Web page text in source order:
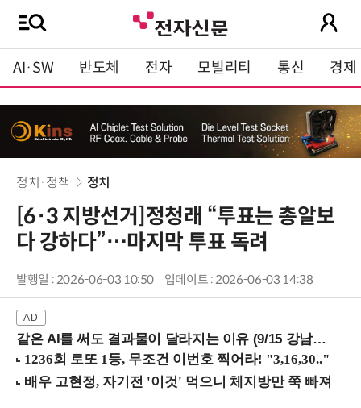
AI·SW 반도체 전자 모빌리티 통신 경제
정치·정책 정치
[6·3 지방선거]정청래 “투표는 총알보
다 강하다”…마지막 투표 독려
발행일 : 2026-06-03 10:50 업데이트 : 2026-06-03 14:38
같은 AI를 써도 결과물이 달라지는 이유 (9/15 강남역)